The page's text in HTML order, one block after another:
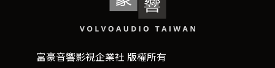
富豪音響影視企業社 版權所有